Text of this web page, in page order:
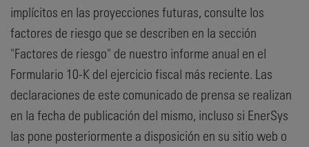
implícitos en las proyecciones futuras, consulte los
factores de riesgo que se describen en la sección
"Factores de riesgo" de nuestro informe anual en el
Formulario 10-K del ejercicio fiscal más reciente. Las
declaraciones de este comunicado de prensa se realizan
en la fecha de publicación del mismo, incluso si EnerSys
las pone posteriormente a disposición en su sitio web o